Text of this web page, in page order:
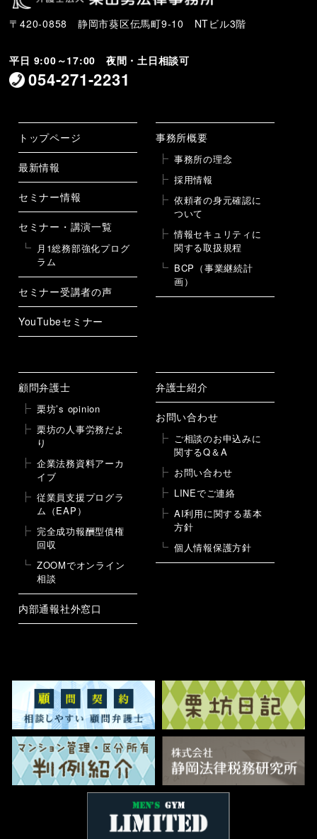
〒420-0858 静岡市葵区伝馬町9-10 NTビル3階
平日 9:00～17:00 夜間・土日相談可
054-271-2231
トップページ
最新情報
セミナー情報
セミナー・講演一覧
月1総務部強化プログ
ラム
セミナー受講者の声
YouTubeセミナー
事務所概要
事務所の理念
採用情報
依頼者の身元確認に
ついて
情報セキュリティに
関する取扱規程
BCP（事業継続計
画）
顧問弁護士
栗坊’s opinion
栗坊の人事労務だよ
り
企業法務資料アーカ
イブ
従業員支援プログラ
ム（EAP）
完全成功報酬型債権
回収
ZOOMでオンライン
相談
内部通報社外窓口
弁護士紹介
お問い合わせ
ご相談のお申込みに
関するQ＆A
お問い合わせ
LINEでご連絡
AI利用に関する基本
方針
個人情報保護方針